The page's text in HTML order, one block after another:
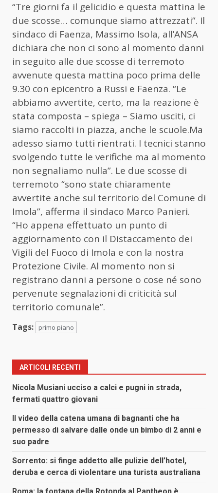
“Tre giorni fa il gelicidio e questa mattina le
due scosse… comunque siamo attrezzati”. Il
sindaco di Faenza, Massimo Isola, all’ANSA
dichiara che non ci sono al momento danni
in seguito alle due scosse di terremoto
avvenute questa mattina poco prima delle
9.30 con epicentro a Russi e Faenza. “Le
abbiamo avvertite, certo, ma la reazione è
stata composta – spiega – Siamo usciti, ci
siamo raccolti in piazza, anche le scuole.Ma
adesso siamo tutti rientrati. I tecnici stanno
svolgendo tutte le verifiche ma al momento
non segnaliamo nulla”. Le due scosse di
terremoto “sono state chiaramente
avvertite anche sul territorio del Comune di
Imola”, afferma il sindaco Marco Panieri.
“Ho appena effettuato un punto di
aggiornamento con il Distaccamento dei
Vigili del Fuoco di Imola e con la nostra
Protezione Civile. Al momento non si
registrano danni a persone o cose né sono
pervenute segnalazioni di criticità sul
territorio comunale”.
Tags: primo piano
ARTICOLI RECENTI
Nicola Musiani ucciso a calci e pugni in strada,
fermati quattro giovani
Il video della catena umana di bagnanti che ha
permesso di salvare dalle onde un bimbo di 2 anni e
suo padre
Sorrento: si finge addetto alle pulizie dell’hotel,
deruba e cerca di violentare una turista australiana